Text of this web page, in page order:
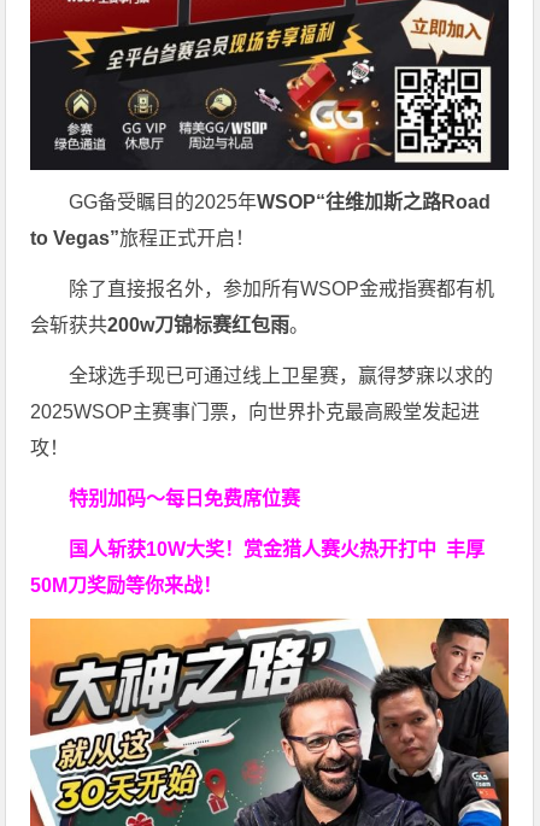
GG备受瞩目的2025年WSOP“往维加斯之路Road
to Vegas”旅程正式开启！
除了直接报名外，参加所有WSOP金戒指赛都有机
会斩获共200w刀锦标赛红包雨。
全球选手现已可通过线上卫星赛，赢得梦寐以求的
2025WSOP主赛事门票，向世界扑克最高殿堂发起进
攻！
特别加码～每日免费席位赛
国人斩获10W大奖！ 赏金猎人赛火热开打中 丰厚
50M刀奖励等你来战！